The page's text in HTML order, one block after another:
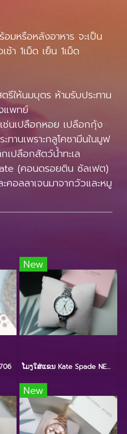
มหรือหลังอาหาร จะเป็น
า 1เม็ด เย็น 1เม็ด
ให้นมบุตร ห้ามรับประทาน
แพทย์
ช่นเปลือกหอย เปลือกกุ้ง
ทานเพราะกลูโคซามีนในมูฟ
เปลือกสัตว์น้ำทะเล
(คอนดรอยติน ซัลเฟต)
คอลลาเจนมาจากวัวและหมู
New
ໂມງໃສ່ແຂນ Kate Spade NEW YORK KSW9000
New